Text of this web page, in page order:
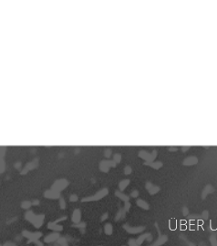
ÜBER